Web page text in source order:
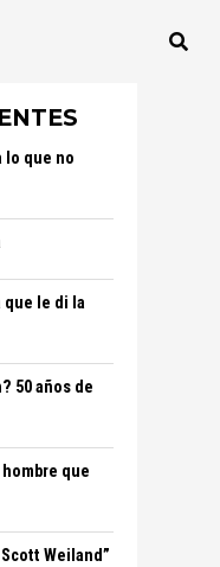
lo que no
que le di la
50 años de
que
Weiland”